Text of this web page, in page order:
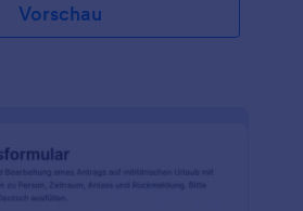
Vorschau